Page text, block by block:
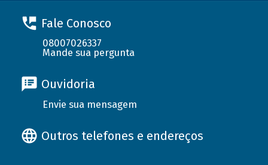
Fale Conosco
08007026337
Mande sua pergunta
Ouvidoria
Envie sua mensagem
Outros telefones e endereços